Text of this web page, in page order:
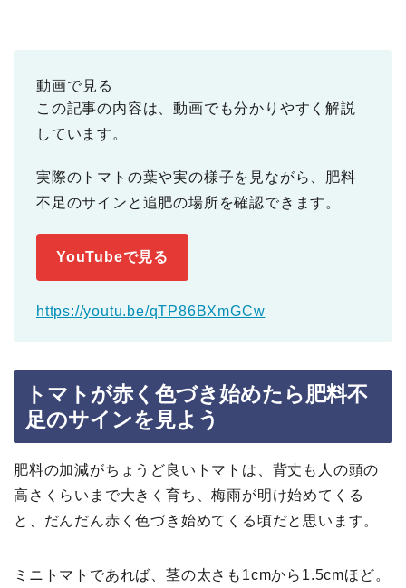
動画で見る
この記事の内容は、動画でも分かりやすく解説
しています。
実際のトマトの葉や実の様子を見ながら、肥料
不足のサインと追肥の場所を確認できます。
YouTubeで見る
https://youtu.be/qTP86BXmGCw
トマトが赤く色づき始めたら肥料不
足のサインを見よう
肥料の加減がちょうど良いトマトは、背丈も人の頭の
高さくらいまで大きく育ち、梅雨が明け始めてくる
と、だんだん赤く色づき始めてくる頃だと思います。
ミニトマトであれば、茎の太さも1cmから1.5cmほど。